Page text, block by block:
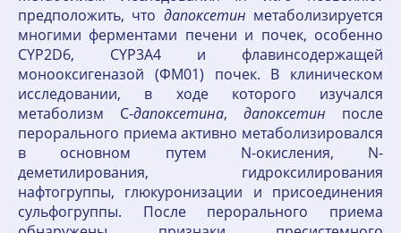
предположить, что дапоксетин метаболизируется
многими ферментами печени и почек, особенно
CYP2D6, CYP3A4 и флавинсодержащей
монооксигеназой (ФМ01) почек. В клиническом
исследовании, в ходе которого изучался
метаболизм C-дапоксетина, дапоксетин после
перорального приема активно метаболизировался
в основном путем N-окисления, N-
деметилирования, гидроксилирования
нафтогруппы, глюкуронизации и присоединения
сульфогруппы. После перорального приема